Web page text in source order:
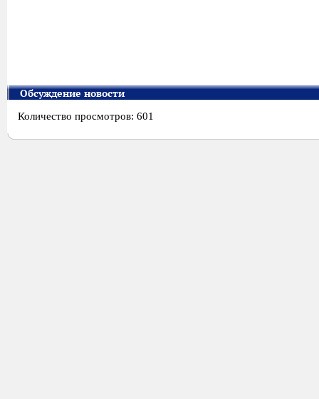
Обсуждение новости
Количество просмотров: 601